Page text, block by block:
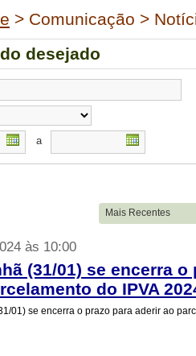
> Comunicação >
desejado
a
às 10:00
(31/01) se encerra
do IPVA
01) se encerra o prazo para aderir ao